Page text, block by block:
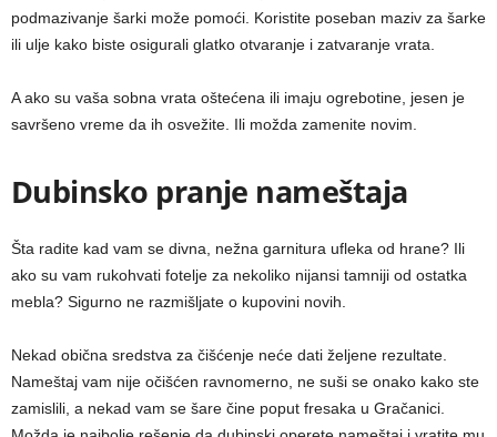
podmazivanje šarki može pomoći. Koristite poseban maziv za šarke
ili ulje kako biste osigurali glatko otvaranje i zatvaranje vrata.
A ako su vaša sobna vrata oštećena ili imaju ogrebotine, jesen je
savršeno vreme da ih osvežite. Ili možda zamenite novim.
Dubinsko pranje nameštaja
Šta radite kad vam se divna, nežna garnitura ufleka od hrane? Ili
ako su vam rukohvati fotelje za nekoliko nijansi tamniji od ostatka
mebla? Sigurno ne razmišljate o kupovini novih.
Nekad obična sredstva za čišćenje neće dati željene rezultate.
Nameštaj vam nije očišćen ravnomerno, ne suši se onako kako ste
zamislili, a nekad vam se šare čine poput fresaka u Gračanici.